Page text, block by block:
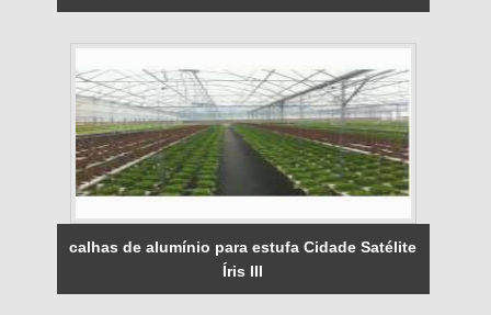
calhas de alumínio para estufa Cidade Satélite
Íris III